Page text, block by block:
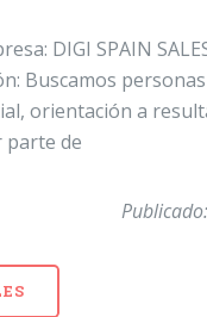
DIGI SPAIN
Buscamos
orientación a
parte de